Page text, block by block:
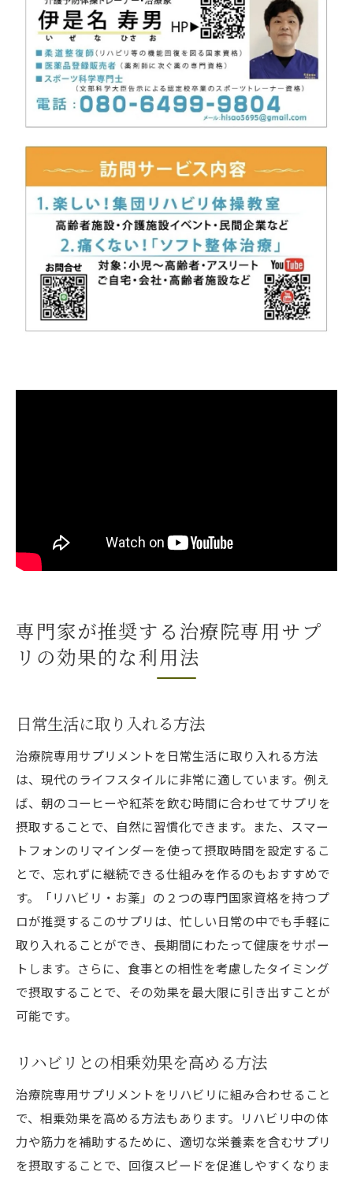
専門家が推奨する治療院専用サプ
リの効果的な利用法
日常生活に取り入れる方法
治療院専用サプリメントを日常生活に取り入れる方法
は、現代のライフスタイルに非常に適しています。例え
ば、朝のコーヒーや紅茶を飲む時間に合わせてサプリを
摂取することで、自然に習慣化できます。また、スマー
トフォンのリマインダーを使って摂取時間を設定するこ
とで、忘れずに継続できる仕組みを作るのもおすすめで
す。「リハビリ・お薬」の２つの専門国家資格を持つプ
ロが推奨するこのサプリは、忙しい日常の中でも手軽に
取り入れることができ、長期間にわたって健康をサポー
トします。さらに、食事との相性を考慮したタイミング
で摂取することで、その効果を最大限に引き出すことが
可能です。
リハビリとの相乗効果を高める方法
治療院専用サプリメントをリハビリに組み合わせること
で、相乗効果を高める方法もあります。リハビリ中の体
力や筋力を補助するために、適切な栄養素を含むサプリ
を摂取することで、回復スピードを促進しやすくなりま